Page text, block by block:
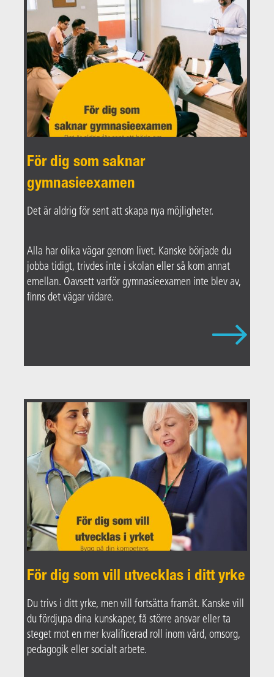
För dig som saknar
gymnasieexamen
Det är aldrig för sent att skapa nya möjligheter.
Alla har olika vägar genom livet. Kanske började du
jobba tidigt, trivdes inte i skolan eller så kom annat
emellan. Oavsett varför gymnasieexamen inte blev av,
finns det vägar vidare.
För dig som vill utvecklas i ditt yrke
Du trivs i ditt yrke, men vill fortsätta framåt. Kanske vill
du fördjupa dina kunskaper, få större ansvar eller ta
steget mot en mer kvalificerad roll inom vård, omsorg,
pedagogik eller socialt arbete.